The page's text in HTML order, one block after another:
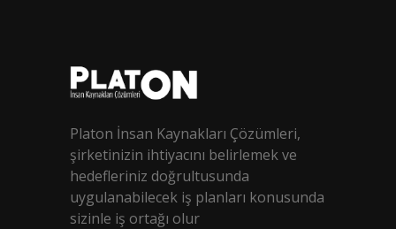
Platon İnsan Kaynakları Çözümleri,
şirketinizin ihtiyacını belirlemek ve
hedefleriniz doğrultusunda
uygulanabilecek iş planları konusunda
sizinle iş ortağı olur